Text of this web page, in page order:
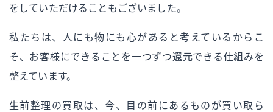
をしていただけることもございました。
私たちは、人にも物にも心があると考えているからこ
そ、お客様にできることを一つずつ還元できる仕組みを
整えています。
生前整理の買取は、今、目の前にあるものが買い取ら